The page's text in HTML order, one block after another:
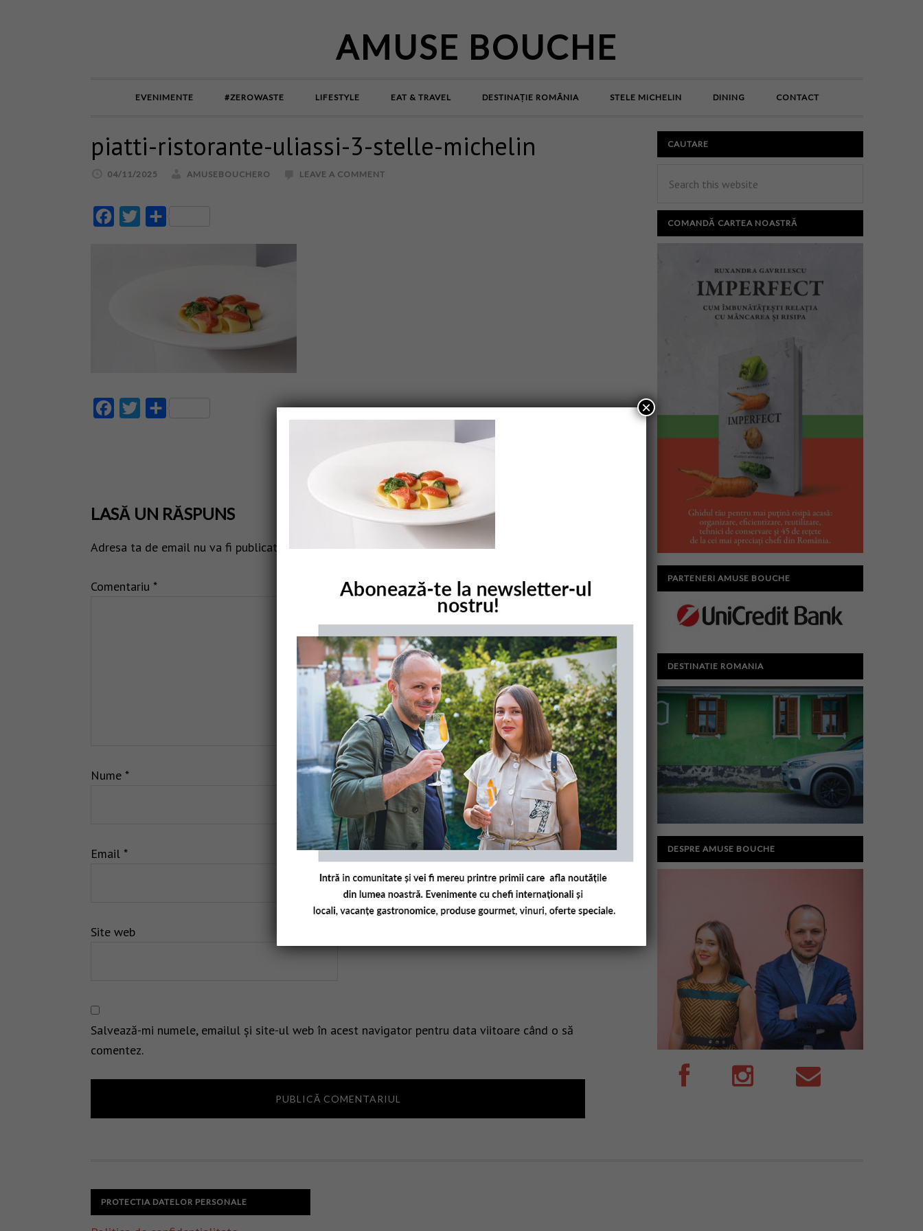
AMUSE BOUCHE
EVENIMENTE #ZEROWASTE LIFESTYLE EAT & TRAVEL DESTINAȚIE ROMÂNIA STELE MICHELIN DINING CONTACT
piatti-ristorante-uliassi-3-stelle-michelin
04/11/2025 AMUSEBOUCHERO LEAVE A COMMENT
FacebookTwitter
FacebookTwitter
LASĂ UN RĂSPUNS
Adresa ta de email nu va fi publicată. Câmpurile obligatorii sunt marcate cu*
Comentariu *
Nume *
Email *
Site web
Salvează-mi numele, emailul și site-ul web în acest navigator pentru data viitoare când o să
comentez.
CAUTARE
COMANDĂ CARTEA NOASTRĂ
PARTENERI AMUSE BOUCHE
DESTINATIE ROMANIA
DESPRE AMUSE BOUCHE
PROTECTIA DATELOR PERSONALE
×